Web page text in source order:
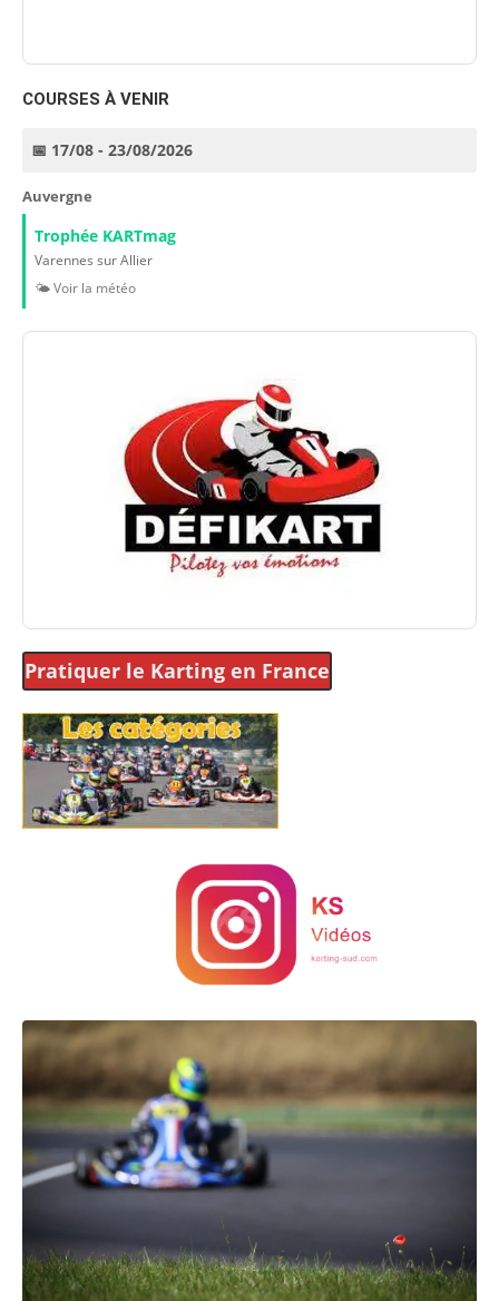
COURSES À VENIR
📅 17/08 - 23/08/2026
Auvergne
Trophée KARTmag
Varennes sur Allier
🌤️ Voir la météo
Pratiquer le Karting en France